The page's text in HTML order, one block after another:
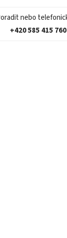
nebo
+420 585 415 760